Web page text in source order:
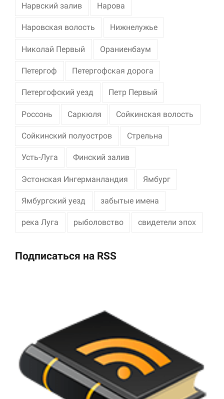
Нарвский залив Нарова
Наровская волость Нижнелужье
Николай Первый Ораниенбаум
Петергоф Петергофская дорога
Петергофский уезд Петр Первый
Россонь Саркюля Сойкинская волость
Сойкинский полуостров Стрельна
Усть-Луга Финский залив
Эстонская Ингерманландия Ямбург
Ямбургский уезд забытые имена
река Луга рыболовство свидетели эпох
Подписаться на RSS